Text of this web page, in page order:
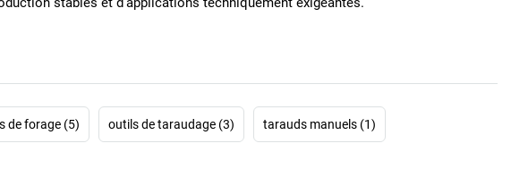
de forage (5) outils de taraudage (3) tarauds manuels (1)